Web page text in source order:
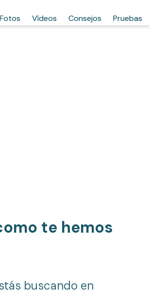
Fotos Vídeos Consejos Pruebas
te hemos
buscando en